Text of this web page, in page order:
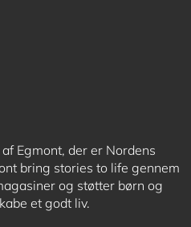
Egmont, der er Nordens
bring stories to life gennem
og støtter børn og
et godt liv.